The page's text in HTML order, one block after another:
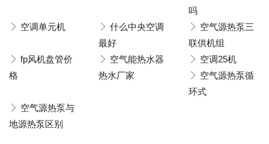
吗
空调单元机
什么中央空调
最好
空气源热泵三
联供机组
fp风机盘管价
格
空气能热水器
热水厂家
空调25机
空气源热泵循
环式
空气源热泵与
地源热泵区别